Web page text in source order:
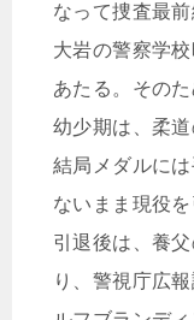
なって捜査最
大岩の警察学
あたる。その
幼少期は、柔
結局メダルに
ないまま現役を
引退後は、養
り、警視庁広